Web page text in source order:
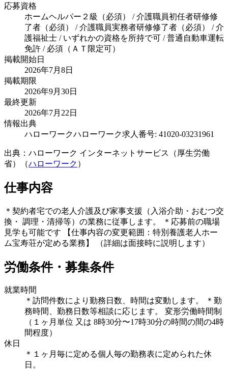
応募資格
ホームヘルパー２級（必須） / 介護職員初任者研修修
了者（必須） / 介護職員実務者研修修了者（必須） / 介
護福祉士 / いずれかの資格を所持で可 / 普通自動車運転
免許 / 必須（ＡＴ限定可）
掲載開始日
2026年7月8日
掲載期限
2026年9月30日
最終更新
2026年7月22日
情報出典
ハローワークハローワーク求人番号: 41020-03231961
出典：ハローワーク インターネットサービス（厚生労働
省）（ハローワーク ）
仕事内容
＊契約者宅での老人介護及び家事支援（入浴介助・おむつ交
換・ 調理・清掃等）の業務に従事します。 ＊応募前の職場
見学も可能です 【仕事内容の変更範囲：特別養護老人ホー
ム宝寿荘が定める業務】 （詳細は面接時に説明します）
労働条件・募集条件
就業時間
＊訪問件数により勤務日数、時間は変動します。 ＊勤
務時間、勤務日数等相談に応じます。 変形労働時間制
（１ヶ月単位 又は 8時30分〜17時30分の時間の間の4時
間程度）
休日
＊１ヶ月毎に定める個人毎の勤務表に定められた休
日。